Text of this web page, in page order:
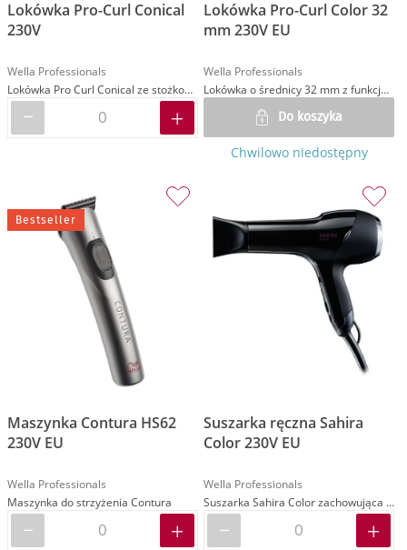
Lokówka Pro-Curl Conical
230V
Wella Professionals
Lokówka Pro Curl Conical ze stożkowym rdzeniem
Lokówka Pro-Curl Color 32
mm 230V EU
Wella Professionals
Lokówka o średnicy 32 mm z funkcją ochrony koloru
Do koszyka
Chwilowo niedostępny
Bestseller
Maszynka Contura HS62
230V EU
Wella Professionals
Maszynka do strzyżenia Contura
Suszarka ręczna Sahira
Color 230V EU
Wella Professionals
Suszarka Sahira Color zachowująca odpowiedni poziom nawilżenia włosów